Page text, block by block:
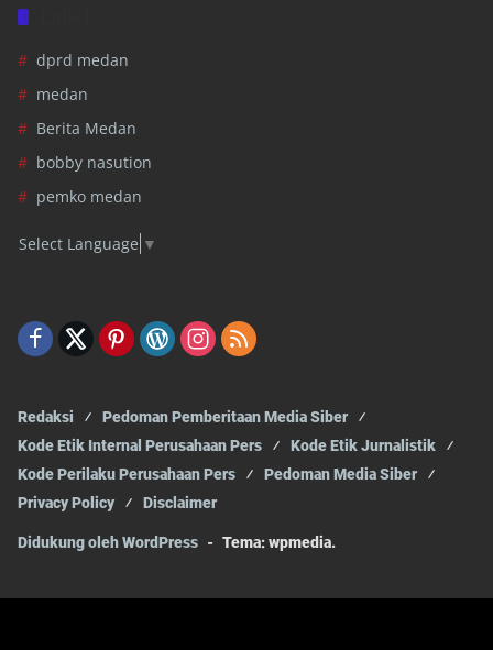
dprd medan
medan
Berita Medan
bobby nasution
pemko medan
Select Language ▼
Redaksi
Pedoman Pemberitaan Media Siber
Kode Etik Internal Perusahaan Pers
Kode Etik Jurnalistik
Kode Perilaku Perusahaan Pers
Pedoman Media Siber
Privacy Policy
Disclaimer
Didukung oleh WordPress - Tema: wpmedia.